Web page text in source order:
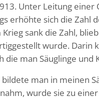
Unter Leitung
erhöhte sich die Zahl
sank die Zahl,
wurde. Darin
die man Säuglinge
man in meinen
wurde sie zu